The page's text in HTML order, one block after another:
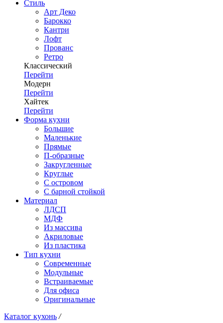
Стиль
Арт Деко
Барокко
Кантри
Лофт
Прованс
Ретро
Классический
Перейти
Модерн
Перейти
Хайтек
Перейти
Форма кухни
Большие
Маленькие
Прямые
П-образные
Закругленные
Круглые
С островом
С барной стойкой
Материал
ЛДСП
МДФ
Из массива
Акриловые
Из пластика
Тип кухни
Современные
Модульные
Встраиваемые
Для офиса
Оригинальные
Каталог кухонь /